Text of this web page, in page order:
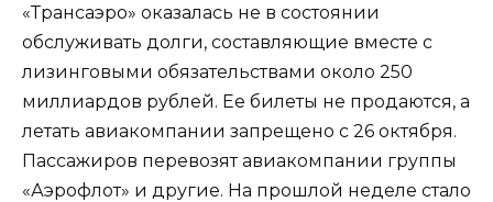
«Трансаэро» оказалась не в состоянии
обслуживать долги, составляющие вместе с
лизинговыми обязательствами около 250
миллиардов рублей. Ее билеты не продаются, а
летать авиакомпании запрещено с 26 октября.
Пассажиров перевозят авиакомпании группы
«Аэрофлот» и другие. На прошлой неделе стало